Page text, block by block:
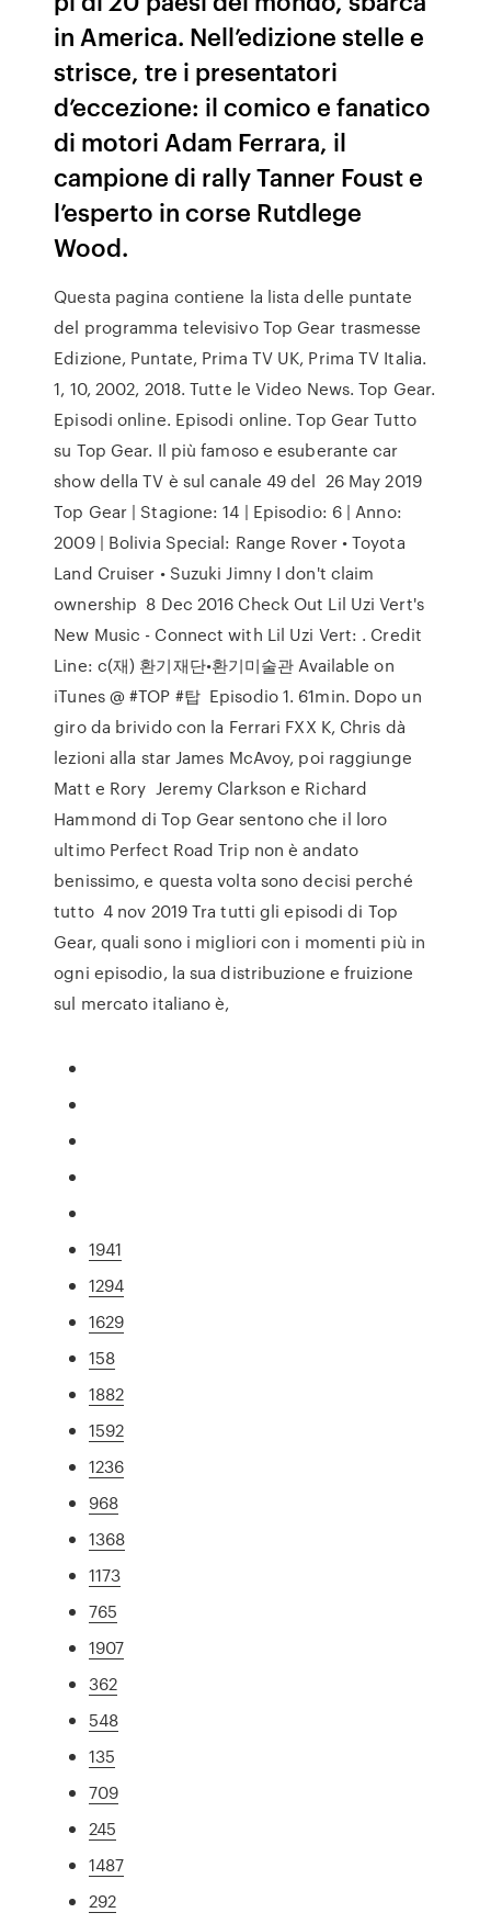
in America. Nell’edizione stelle e
strisce, tre i presentatori
d’eccezione: il comico e fanatico
di motori Adam Ferrara, il
campione di rally Tanner Foust e
l’esperto in corse Rutdlege
Wood.
Questa pagina contiene la lista delle puntate
del programma televisivo Top Gear trasmesse
Edizione, Puntate, Prima TV UK, Prima TV Italia.
1, 10, 2002, 2018. Tutte le Video News. Top Gear.
Episodi online. Episodi online. Top Gear Tutto
su Top Gear. Il più famoso e esuberante car
show della TV è sul canale 49 del 26 May 2019
Top Gear | Stagione: 14 | Episodio: 6 | Anno:
2009 | Bolivia Special: Range Rover • Toyota
Land Cruiser • Suzuki Jimny I don't claim
ownership 8 Dec 2016 Check Out Lil Uzi Vert's
New Music - Connect with Lil Uzi Vert: . Credit
Line: c(재) 환기재단•환기미술관 Available on
iTunes @ #TOP #탑 Episodio 1. 61min. Dopo un
giro da brivido con la Ferrari FXX K, Chris dà
lezioni alla star James McAvoy, poi raggiunge
Matt e Rory Jeremy Clarkson e Richard
Hammond di Top Gear sentono che il loro
ultimo Perfect Road Trip non è andato
benissimo, e questa volta sono decisi perché
tutto 4 nov 2019 Tra tutti gli episodi di Top
Gear, quali sono i migliori con i momenti più in
ogni episodio, la sua distribuzione e fruizione
sul mercato italiano è,
1941
1294
1629
158
1882
1592
1236
968
1368
1173
765
1907
362
548
135
709
245
1487
292